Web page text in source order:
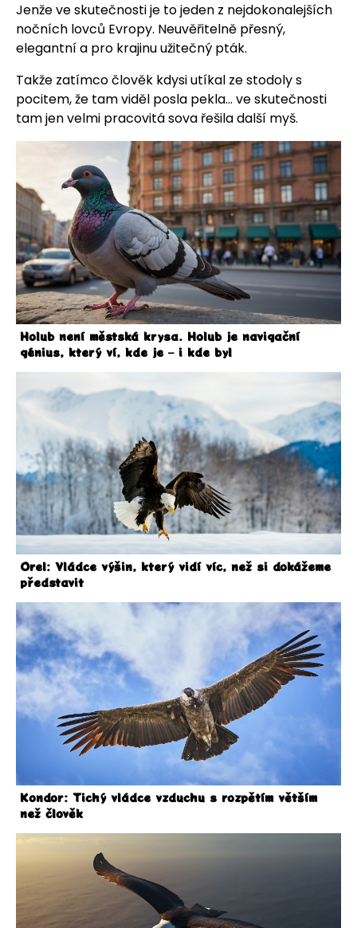
Jenže ve skutečnosti je to jeden z nejdokonalejších
nočních lovců Evropy. Neuvěřitelně přesný,
elegantní a pro krajinu užitečný pták.
Takže zatímco člověk kdysi utíkal ze stodoly s
pocitem, že tam viděl posla pekla… ve skutečnosti
tam jen velmi pracovitá sova řešila další myš.
Holub není městská krysa. Holub je navigační
génius, který ví, kde je – i kde byl
Orel: Vládce výšin, který vidí víc, než si dokážeme
představit
Kondor: Tichý vládce vzduchu s rozpětím větším
než člověk